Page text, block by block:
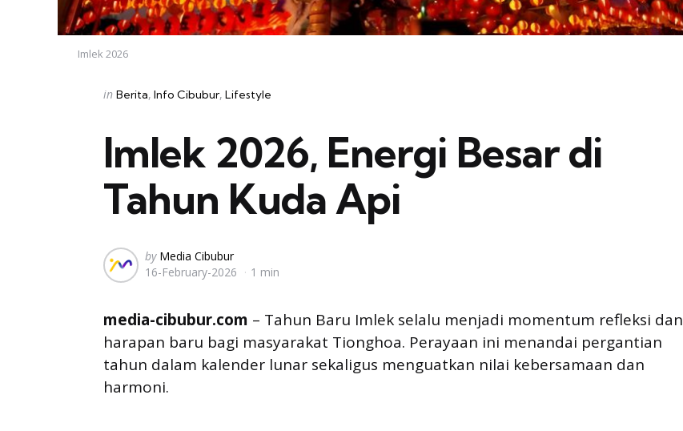
Imlek 2026
Categories
Posted
in Berita Info Cibubur Lifestyle
Imlek 2026, Energi Besar di
Tahun Kuda Api
Posted
by
by Media Cibubur
16-February-2026
1 min
media-cibubur.com – Tahun Baru Imlek selalu menjadi momentum refleksi dan
harapan baru bagi masyarakat Tionghoa. Perayaan ini menandai pergantian
tahun dalam kalender lunar sekaligus menguatkan nilai kebersamaan dan
harmoni.